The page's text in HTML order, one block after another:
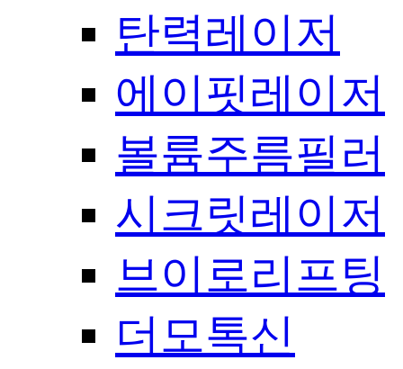
탄력레이저
에이핏레이저
볼륨주름필러
시크릿레이저
브이로리프팅
더모톡신